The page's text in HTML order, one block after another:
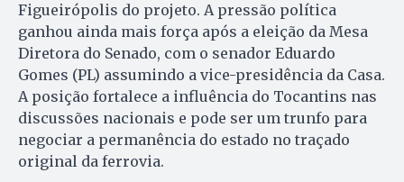
Figueirópolis do projeto. A pressão política
ganhou ainda mais força após a eleição da Mesa
Diretora do Senado, com o senador Eduardo
Gomes (PL) assumindo a vice-presidência da Casa.
A posição fortalece a influência do Tocantins nas
discussões nacionais e pode ser um trunfo para
negociar a permanência do estado no traçado
original da ferrovia.